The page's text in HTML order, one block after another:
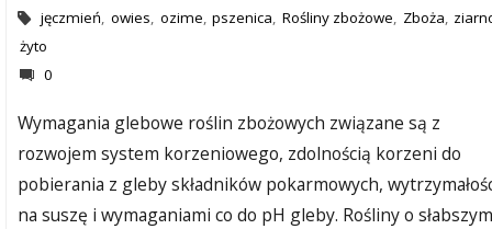
jęczmień, owies, ozime, pszenica, Rośliny zbożowe, Zboża,
żyto
0
Wymagania glebowe roślin zbożowych związane są z
rozwojem system korzeniowego, zdolnością korzeni do
pobierania z gleby składników pokarmowych,
na suszę i wymaganiami co do pH gleby. Rośliny o